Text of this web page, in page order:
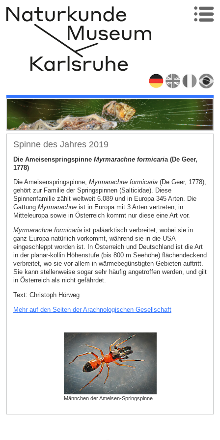
Spinne des Jahres 2019
Die Ameisenspringspinne Myrmarachne formicaria (De Geer,
1778)
Die Ameisenspringspinne, Myrmarachne formicaria(De Geer, 1778),
gehört zur Familie der Springspinnen (Salticidae). Diese
Spinnenfamilie zählt weltweit 6.089 und in Europa 345 Arten. Die
Gattung Myrmarachne ist in Europa mit 3 Arten vertreten, in
Mitteleuropa sowie in Österreich kommt nur diese eine Art vor.
Myrmarachne formicariaist paläarktisch verbreitet, wobei sie in
ganz Europa natürlich vorkommt, während sie in die USA
eingeschleppt worden ist. In Österreich und Deutschland ist die Art
in der planar-kollin Höhenstufe (bis 800 m Seehöhe) flächendeckend
verbreitet, wo sie vor allem in wärmebegünstigten Gebieten auftritt.
Sie kann stellenweise sogar sehr häufig angetroffen werden, und gilt
in Österreich als nicht gefährdet.
Text: Christoph Hörweg
Mehr auf den Seiten der Arachnologischen Gesellschaft
Männchen der Ameisen-Springspinne